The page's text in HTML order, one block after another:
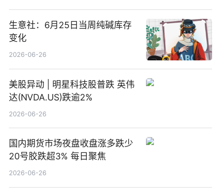
生意社：6月25日当周纯碱库存
变化
2026-06-26
美股异动 | 明星科技股普跌 英伟
达(NVDA.US)跌逾2%
2026-06-26
国内期货市场夜盘收盘涨多跌少
20号胶跌超3% 每日聚焦
2026-06-26